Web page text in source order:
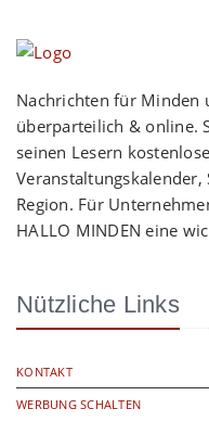
Nachrichten für Minden
überparteilich & online.
seinen Lesern
Region. Für
HALLO MINDEN eine
Nützliche Links
KONTAKT
WERBUNG SCHALTEN